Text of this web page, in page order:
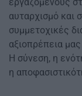
αυταρχισμό και
συμμετοχικές
αξιοπρέπεια
Η σύνεση, η
η